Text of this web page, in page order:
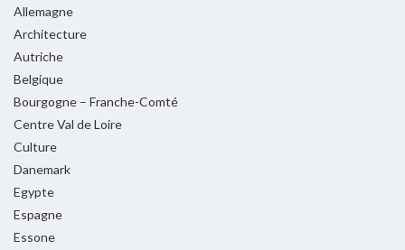
Allemagne
Architecture
Autriche
Belgique
Bourgogne – Franche-Comté
Centre Val de Loire
Culture
Danemark
Egypte
Espagne
Essone